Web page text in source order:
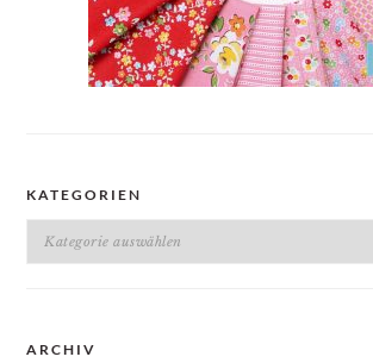
KATEGORIEN
Kategorien
ARCHIV